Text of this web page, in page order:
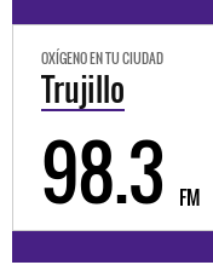
OXÍGENO EN TU CIUDAD
Trujillo
98.3 FM